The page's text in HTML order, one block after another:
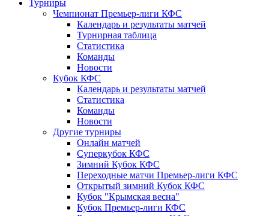
Турниры
Чемпионат Премьер-лиги КФС
Календарь и результаты матчей
Турнирная таблица
Статистика
Команды
Новости
Кубок КФС
Календарь и результаты матчей
Статистика
Команды
Новости
Другие турниры
Онлайн матчей
Суперкубок КФС
Зимний Кубок КФС
Переходные матчи Премьер-лиги КФС
Открытый зимний Кубок КФС
Кубок "Крымская весна"
Кубок Премьер-лиги КФС